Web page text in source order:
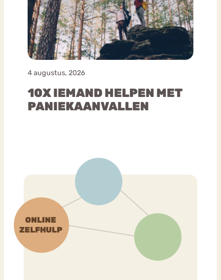
4 augustus, 2026
10X IEMAND HELPEN MET
PANIEKAANVALLEN